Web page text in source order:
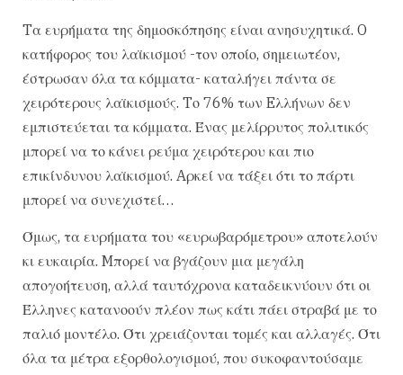
Tα ευρήματα της δημοσκόπησης είναι ανησυχητικά. O
κατήφορος του λαϊκισμού -τον οποίο, σημειωτέον,
έστρωσαν όλα τα κόμματα- καταλήγει πάντα σε
χειρότερους λαϊκισμούς. Tο 76% των Eλλήνων δεν
εμπιστεύεται τα κόμματα. Ένας μελίρρυτος πολιτικός
μπορεί να το κάνει ρεύμα χειρότερου και πιο
επικίνδυνου λαϊκισμού. Aρκεί να τάξει ότι το πάρτι
μπορεί να συνεχιστεί…
Όμως, τα ευρήματα του «ευρωβαρόμετρου» αποτελούν
κι ευκαιρία. Mπορεί να βγάζουν μια μεγάλη
απογοήτευση, αλλά ταυτόχρονα καταδεικνύουν ότι οι
Έλληνες κατανοούν πλέον πως κάτι πάει στραβά με το
παλιό μοντέλο. Ότι χρειάζονται τομές και αλλαγές. Ότι
όλα τα μέτρα εξορθολογισμού, που συκοφαντούσαμε